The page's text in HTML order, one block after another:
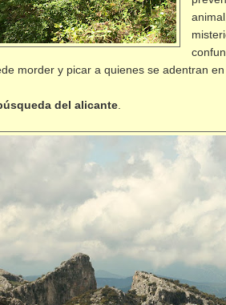
morder y picar a quienes se adentran
del alicante.